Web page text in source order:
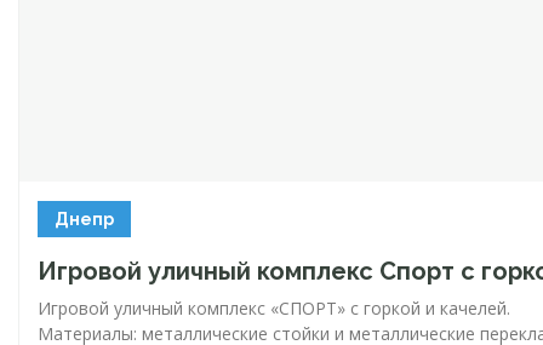
Днепр
Игровой уличный комплекс Спорт с
Игровой уличный комплекс «СПОРТ» с горкой и качелей.
Материалы: металлические стойки и металлические